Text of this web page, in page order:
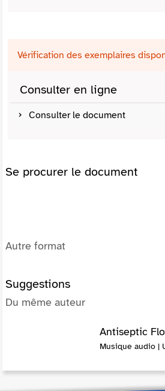
Vérification des exemplaires
Consulter en ligne
Consulter le document
Se procurer le document
Autre format
Suggestions
Du même auteur
Antiseptic
Musique audio |